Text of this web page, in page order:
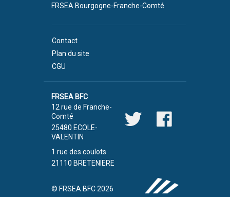
FRSEA Bourgogne-Franche-Comté
Contact
Plan du site
CGU
FRSEA BFC
12 rue de Franche-
Comté
25480 ECOLE-
VALENTIN
1 rue des coulots
21110 BRETENIERE
© FRSEA BFC 2026